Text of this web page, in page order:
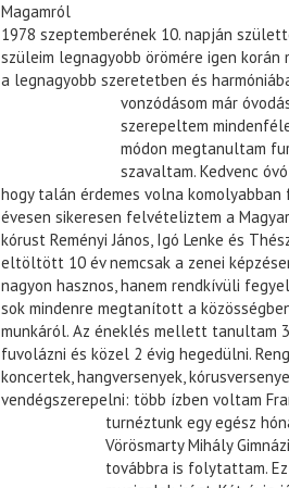
Magamról
1978 szeptemberének 10. napján
szüleim legnagyobb örömére igen korán
a legnagyobb szeretetben és
vonzódásom már
szerepeltem
módon megtanultam
szavaltam. Kedvenc
hogy talán érdemes volna
évesen sikeresen felvételiztem a
kórust Reményi János, Igó Lenke és
eltöltött 10 év nemcsak a zenei
nagyon hasznos, hanem rendkívüli
sok mindenre megtanított a
munkáról. Az éneklés mellett tanultam
fuvolázni és közel 2 évig hegedülni.
koncertek, hangversenyek,
vendégszerepelni: több ízben voltam
turnéztunk egy egész
Vörösmarty Mihály
továbbra is folytattam.